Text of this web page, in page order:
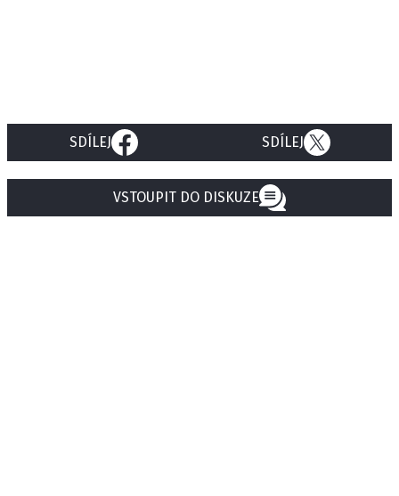
SDÍLEJ SDÍLEJ
VSTOUPIT DO DISKUZE